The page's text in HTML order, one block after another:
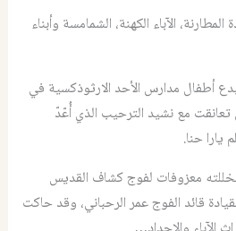
الآباء الكهنة، الشمامسة وأبناء
أطفال مدارس الأحد الارثوذكسية في
مع نشيد الترحيب الذي أُعّدّ
حنا.
معزوفات لفوج كشاف القديس
قائد الفوج عمر الرحباني، وقد حاكت